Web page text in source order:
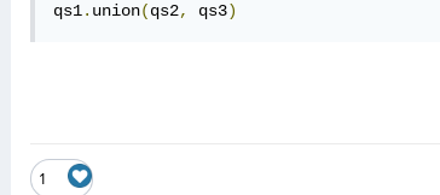
qs1. union(qs2, qs3)
1